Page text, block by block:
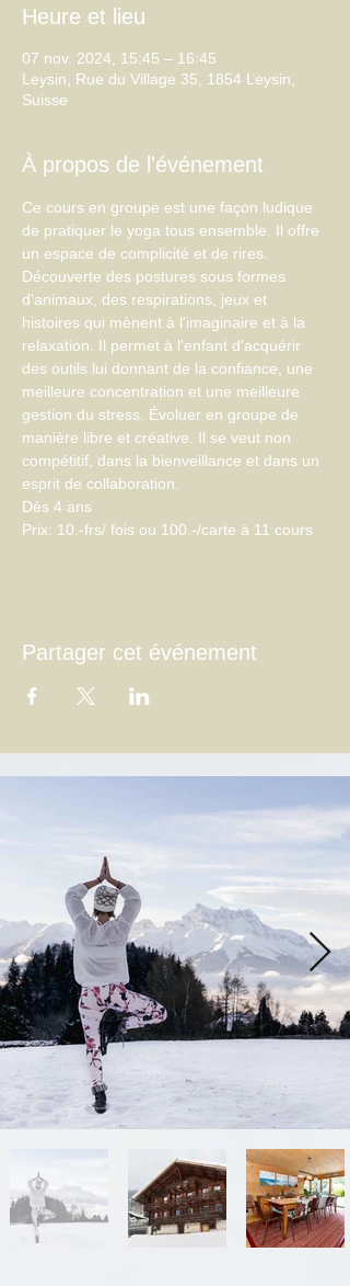
Heure et lieu
07 nov. 2024, 15:45 – 16:45
Leysin, Rue du Village 35, 1854 Leysin,
Suisse
À propos de l'événement
Ce cours en groupe est une façon ludique
de pratiquer le yoga tous ensemble. Il offre
un espace de complicité et de rires.
Découverte des postures sous formes
d'animaux, des respirations, jeux et
histoires qui mènent à l'imaginaire et à la
relaxation. Il permet à l'enfant d'acquérir
des outils lui donnant de la confiance, une
meilleure concentration et une meilleure
gestion du stress. Évoluer en groupe de
manière libre et créative. Il se veut non
compétitif, dans la bienveillance et dans un
esprit de collaboration.
Dès 4 ans
Prix: 10.-frs/ fois ou 100.-/carte à 11 cours
Partager cet événement